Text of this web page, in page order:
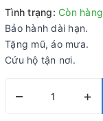
Tình trạng: Còn hàng
Bảo hành dài hạn.
Tặng mũ, áo mưa.
Cứu hộ tận nơi.
– +